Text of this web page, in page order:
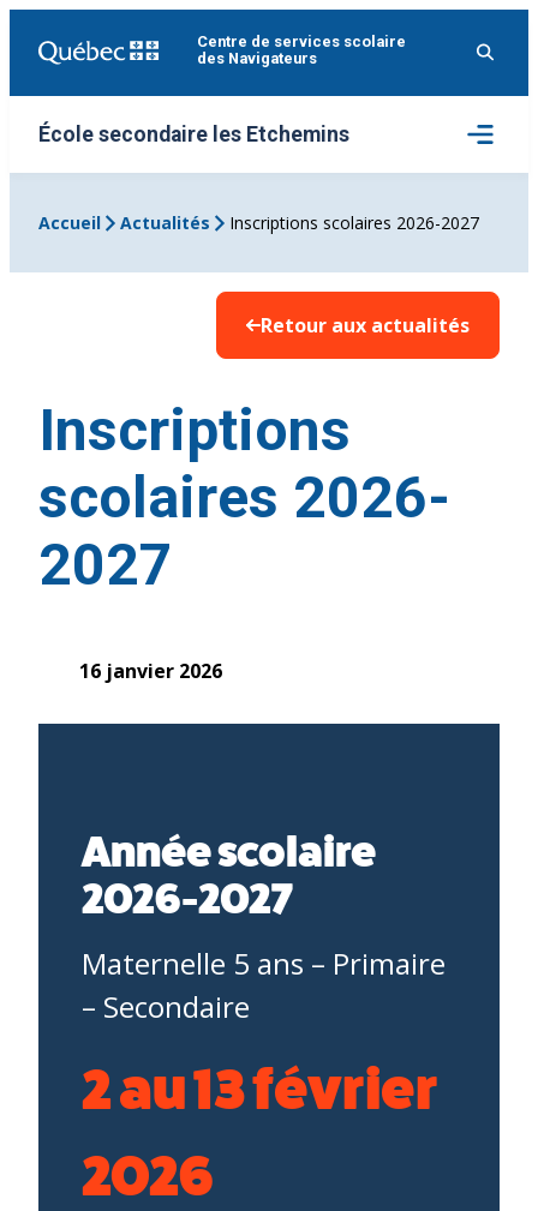
Centre de services scolaire
des Navigateurs
École secondaire les Etchemins
Ouvrir
le
menu
Accueil
Actualités Inscriptions scolaires 2026-2027
Retour aux actualités
Inscriptions
scolaires 2026-
2027
16 janvier 2026
Année scolaire
2026-2027
Maternelle 5 ans – Primaire
– Secondaire
2 au 13 février
2026